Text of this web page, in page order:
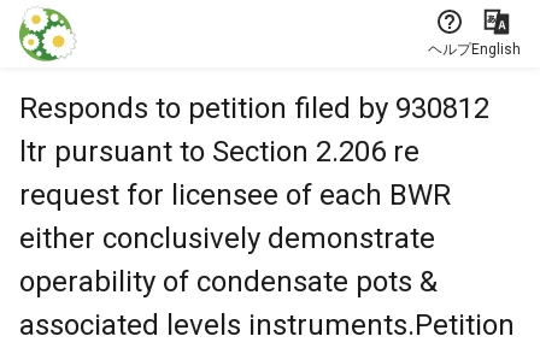
本文に飛ぶ
ヘルプEnglish
Responds to petition filed by 930812
ltr pursuant to Section 2.206 re
request for licensee of each BWR
either conclusively demonstrate
operability of condensate pots &
associated levels instruments.Petition